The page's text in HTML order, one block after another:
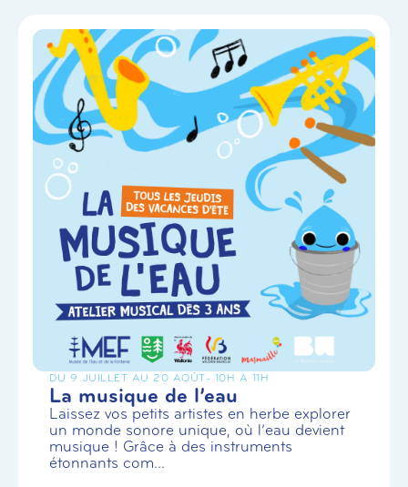
DU 9 JUILLET AU 20 AOÛT- 10H À 11H
La musique de l’eau
Laissez vos petits artistes en herbe explorer
un monde sonore unique, où l’eau devient
musique ! Grâce à des instruments
étonnants com...